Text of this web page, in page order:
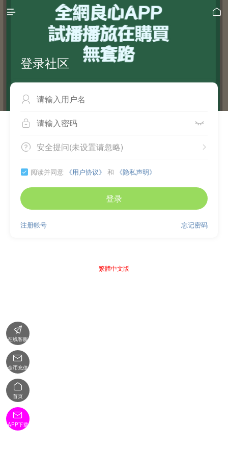
 
登录社区

 
 
安全提问(未设置请忽略)
 阅读并同意 《用户协议》 和 《隐私声明》
登录
忘记密码
注册帐号
繁體中文版

在线客服

金币充值

首页

APP下载